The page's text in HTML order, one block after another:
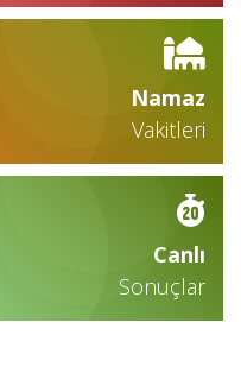
Namaz
Vakitleri
Canlı
Sonuçlar